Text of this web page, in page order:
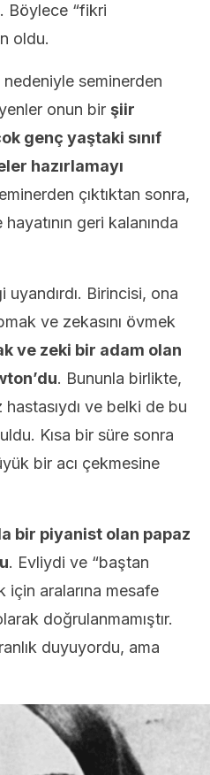
Böylece “fikri
oldu.
nedeniyle seminerden
onun bir şiir
genç yaştaki sınıf
hazırlamayı
çıktıktan sonra,
geri kalanında
Birincisi, ona
ve zekasını övmek
ve zeki bir adam olan
. Bununla birlikte,
ve belki de bu
Kısa bir süre sonra
bir acı çekmesine
bir piyanist olan papaz
. Evliydi ve “baştan
için aralarına mesafe
doğrulanmamıştır.
duyuyordu, ama